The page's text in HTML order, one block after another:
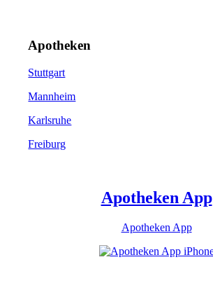
Apotheken
Stuttgart
Mannheim
Karlsruhe
Freiburg
Apotheken App
Apotheken App